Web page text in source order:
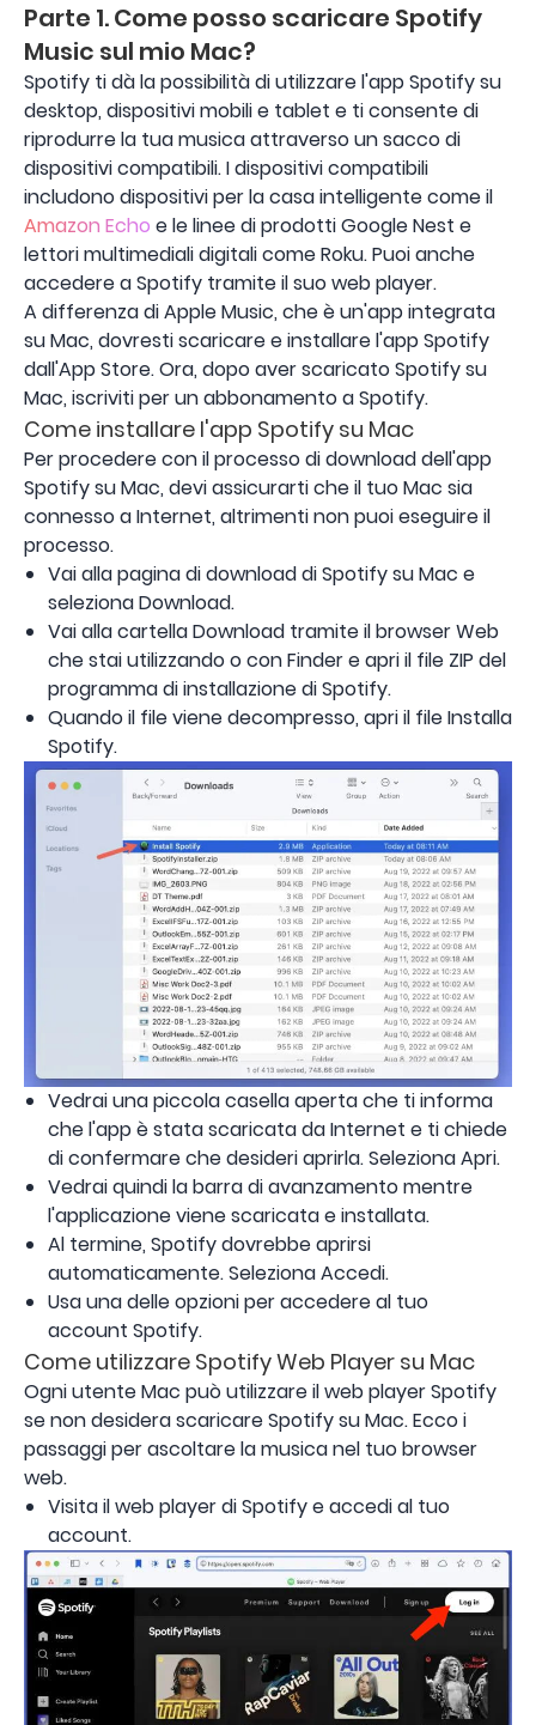
Parte 1. Come posso scaricare Spotify
Music sul mio Mac?
Spotify ti dà la possibilità di utilizzare l'app Spotify su
desktop, dispositivi mobili e tablet e ti consente di
riprodurre la tua musica attraverso un sacco di
dispositivi compatibili. I dispositivi compatibili
includono dispositivi per la casa intelligente come il
Amazon Echo e le linee di prodotti Google Nest e
lettori multimediali digitali come Roku. Puoi anche
accedere a Spotify tramite il suo web player.
A differenza di Apple Music, che è un'app integrata
su Mac, dovresti scaricare e installare l'app Spotify
dall'App Store. Ora, dopo aver scaricato Spotify su
Mac, iscriviti per un abbonamento a Spotify.
Come installare l'app Spotify su Mac
Per procedere con il processo di download dell'app
Spotify su Mac, devi assicurarti che il tuo Mac sia
connesso a Internet, altrimenti non puoi eseguire il
processo.
Vai alla pagina di download di Spotify su Mac e
seleziona Download.
Vai alla cartella Download tramite il browser Web
che stai utilizzando o con Finder e apri il file ZIP del
programma di installazione di Spotify.
Quando il file viene decompresso, apri il file Installa
Spotify.
Vedrai una piccola casella aperta che ti informa
che l'app è stata scaricata da Internet e ti chiede
di confermare che desideri aprirla. Seleziona Apri.
Vedrai quindi la barra di avanzamento mentre
l'applicazione viene scaricata e installata.
Al termine, Spotify dovrebbe aprirsi
automaticamente. Seleziona Accedi.
Usa una delle opzioni per accedere al tuo
account Spotify.
Come utilizzare Spotify Web Player su Mac
Ogni utente Mac può utilizzare il web player Spotify
se non desidera scaricare Spotify su Mac. Ecco i
passaggi per ascoltare la musica nel tuo browser
web.
Visita il web player di Spotify e accedi al tuo
account.